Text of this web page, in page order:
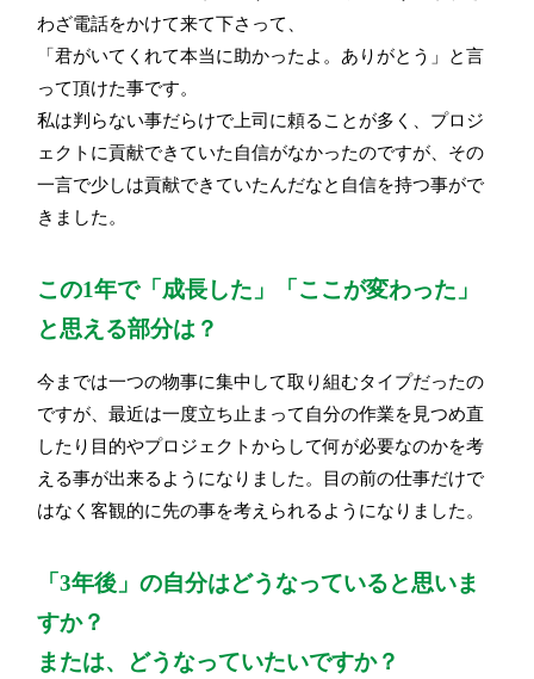
わざ電話をかけて来て下さって、
「君がいてくれて本当に助かったよ。ありがとう」と言
って頂けた事です。
私は判らない事だらけで上司に頼ることが多く、プロジ
ェクトに貢献できていた自信がなかったのですが、その
一言で少しは貢献できていたんだなと自信を持つ事がで
きました。
この1年で「成長した」「ここが変わった」
と思える部分は？
今までは一つの物事に集中して取り組むタイプだったの
ですが、最近は一度立ち止まって自分の作業を見つめ直
したり目的やプロジェクトからして何が必要なのかを考
える事が出来るようになりました。目の前の仕事だけで
はなく客観的に先の事を考えられるようになりました。
「3年後」の自分はどうなっていると思いま
すか？
または、どうなっていたいですか？